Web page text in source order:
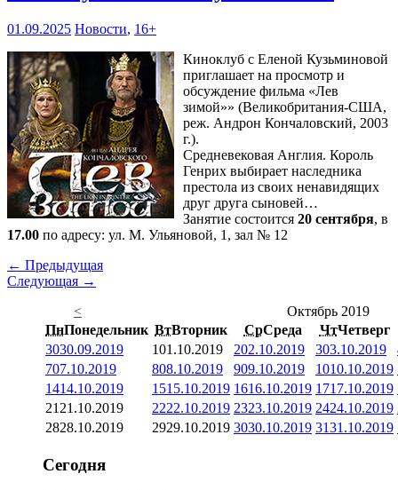
01.09.2025 Новости, 16+
Киноклуб с Еленой Кузьминовой
приглашает на просмотр и
обсуждение фильма «Лев
зимой»» (Великобритания-США,
реж. Андрон Кончаловский, 2003
г.).
Средневековая Англия. Король
Генрих выбирает наследника
престола из своих ненавидящих
друг друга сыновей…
Занятие состоится 20 сентября, в
17.00 по адресу: ул. М. Ульяновой, 1, зал № 12
← Предыдущая
Следующая →
<
Октябрь 2019
ПнПонедельник ВтВторник СрСреда ЧтЧетверг
3030.09.2019 101.10.2019 202.10.2019 303.10.2019
707.10.2019 808.10.2019 909.10.2019 1010.10.2019
1414.10.2019 1515.10.2019 1616.10.2019 1717.10.2019
21 21.10.2019 2222.10.2019 2323.10.2019 2424.10.2019
2828.10.2019 2929.10.2019 3030.10.2019 3131.10.2019
Сегодня